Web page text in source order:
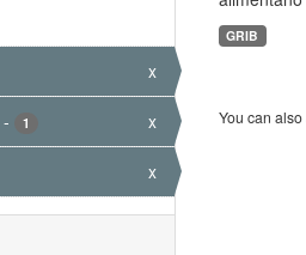
x
- 1 x
x
GRIB
You can